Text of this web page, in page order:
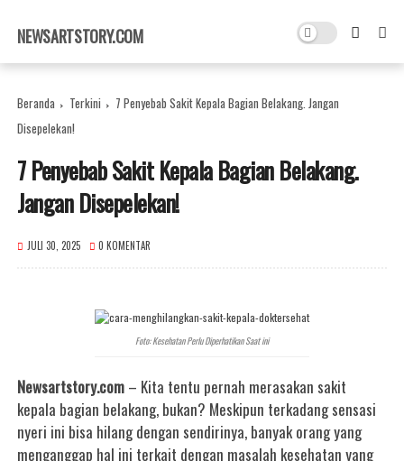
×
NEWSARTSTORY.COM
Beranda Terkini
7 Penyebab Sakit Kepala Bagian Belakang. Jangan
Disepelekan!
7 Penyebab Sakit Kepala Bagian Belakang.
Jangan Disepelekan!
JULI 30, 2025 0 KOMENTAR
Foto: Kesehatan Perlu Diperhatikan Saat ini
Newsartstory.com – Kita tentu pernah merasakan sakit
kepala bagian belakang, bukan? Meskipun terkadang sensasi
nyeri ini bisa hilang dengan sendirinya, banyak orang yang
menganggap hal ini terkait dengan masalah kesehatan yang